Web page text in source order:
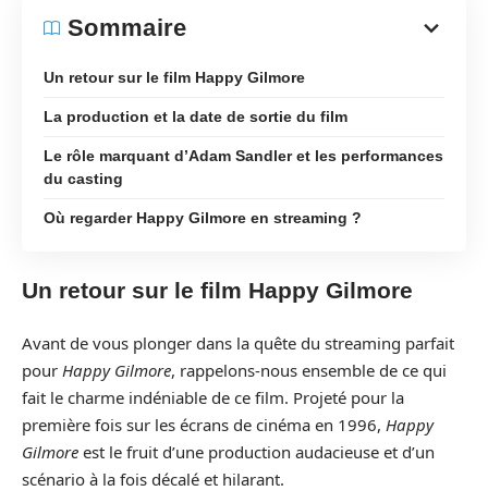
Sommaire
Un retour sur le film Happy Gilmore
La production et la date de sortie du film
Le rôle marquant d’Adam Sandler et les performances
du casting
Où regarder Happy Gilmore en streaming ?
Un retour sur le film Happy Gilmore
Avant de vous plonger dans la quête du streaming parfait
pour Happy Gilmore, rappelons-nous ensemble de ce qui
fait le charme indéniable de ce film. Projeté pour la
première fois sur les écrans de cinéma en 1996, Happy
Gilmore est le fruit d’une production audacieuse et d’un
scénario à la fois décalé et hilarant.